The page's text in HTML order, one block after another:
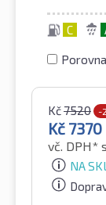
C
Kč7520 -
Kč 7370
vč. DPH*
NA